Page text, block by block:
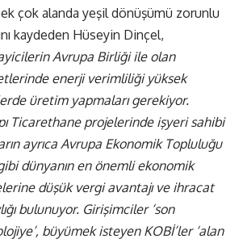
çok alanda yeşil dönüşümü zorunlu
kaydeden Hüseyin Dinçel,
Avrupa Birliği ile olan
enerji verimliliği yüksek
üretim yapmaları gerekiyor.
Ticarethane projelerinde işyeri sahibi
ayrıca Avrupa Ekonomik Topluluğu
dünyanın en önemli ekonomik
düşük vergi avantajı ve ihracat
bulunuyor. Girişimciler ‘son
büyümek isteyen KOBİ’ler ‘alan